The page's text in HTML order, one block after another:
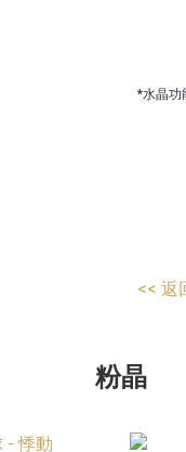
*水晶功
<< 返
粉晶